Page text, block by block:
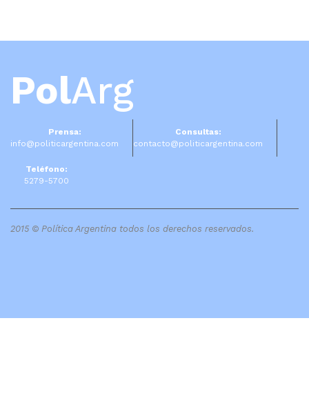
PolArg
Prensa:
info@politicargentina.com
Consultas:
contacto@politicargentina.com
Teléfono:
5279-5700
2015 © Política Argentina todos los derechos reservados.